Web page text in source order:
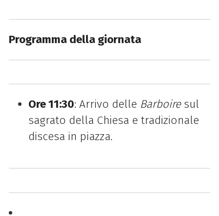
Programma della giornata
Ore 11:30: Arrivo delle Barboiresul
sagrato della Chiesa e tradizionale
discesa in piazza.